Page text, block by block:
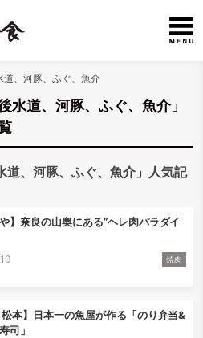
、河豚、ふぐ、魚介
水道、河豚、ふぐ、魚介」
道、河豚、ふぐ、魚介」人気記
や】奈良の山奥にある”ヘレ肉パラダイ
焼肉
松本】日本一の魚屋が作る「のり弁当&
司」